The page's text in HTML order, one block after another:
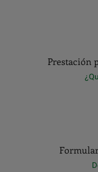
Prestación